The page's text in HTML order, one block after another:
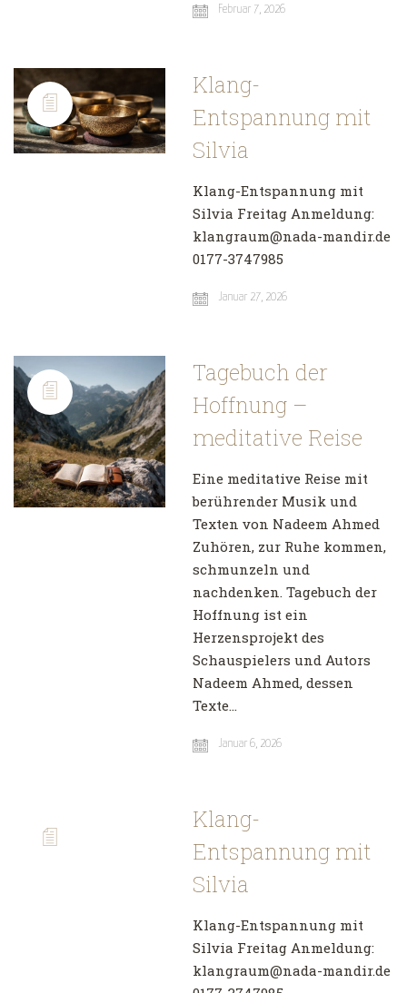
Februar 7, 2026
Klang-
Entspannung mit
Silvia
Klang-Entspannung mit
Silvia Freitag Anmeldung:
klangraum@nada-mandir.de
0177-3747985
Januar 27, 2026
Tagebuch der
Hoffnung –
meditative Reise
Eine meditative Reise mit
berührender Musik und
Texten von Nadeem Ahmed
Zuhören, zur Ruhe kommen,
schmunzeln und
nachdenken. Tagebuch der
Hoffnung ist ein
Herzensprojekt des
Schauspielers und Autors
Nadeem Ahmed, dessen
Texte…
Januar 6, 2026
Klang-
Entspannung mit
Silvia
Klang-Entspannung mit
Silvia Freitag Anmeldung:
klangraum@nada-mandir.de